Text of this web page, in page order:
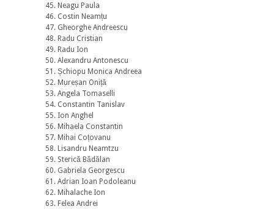
45. Neagu Paula
46. Costin Neamțu
47. Gheorghe Andreescu
48. Radu Cristian
49. Radu Ion
50. Alexandru Antonescu
51. Șchiopu Monica Andreea
52. Mureșan Oniță
53. Angela Tomaselli
54. Constantin Tanislav
55. Ion Anghel
56. Mihaela Constantin
57. Mihai Coțovanu
58. Lisandru Neamtzu
59. Sterică Bădălan
60. Gabriela Georgescu
61. Adrian Ioan Podoleanu
62. Mihalache Ion
63. Felea Andrei